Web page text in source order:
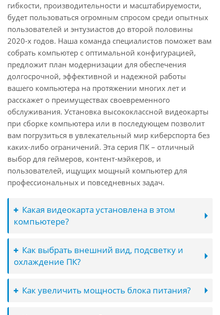
гибкости, производительности и масштабируемости,
будет пользоваться огромным спросом среди опытных
пользователей и энтузиастов до второй половины
2020-х годов. Наша команда специалистов поможет вам
собрать компьютер с оптимальной конфигурацией,
предложит план модернизации для обеспечения
долгосрочной, эффективной и надежной работы
вашего компьютера на протяжении многих лет и
расскажет о преимуществах своевременного
обслуживания. Установка высококлассной видеокарты
при сборке компьютера или в последующем позволит
вам погрузиться в увлекательный мир киберспорта без
каких-либо ограничений. Эта серия ПК – отличный
выбор для геймеров, контент-мэйкеров, и
пользователей, ищущих мощный компьютер для
профессиональных и повседневных задач.
Какая видеокарта установлена в этом
компьютере?
Как выбрать внешний вид, подсветку и
охлаждение ПК?
Как увеличить мощность блока питания?